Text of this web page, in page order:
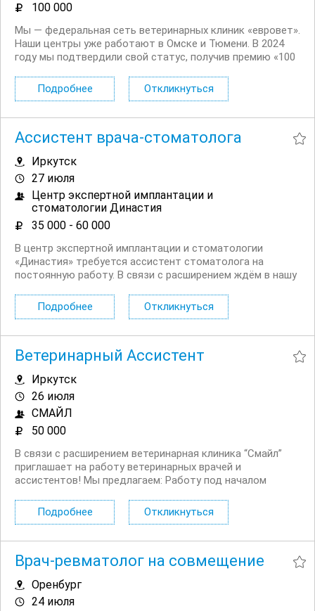
100 000
Мы — федеральная сеть ветеринарных клиник «евровет».
Наши центры уже работают в Омске и Тюмени. В 2024
году мы подтвердили свой статус, получив премию «100
страны. Сейчас мы активно расширяемся и ставим перед
собой амбициозную цель — создать...
Подробнее Откликнуться
Ассистент врача-стоматолога
Иркутск
27 июля
Центр экспертной имплантации и
стоматологии Династия
35 000 - 60 000
В центр экспертной имплантации и стоматологии
«Династия» требуется ассистент стоматолога на
постоянную работу. В связи с расширением ждём в нашу
долгосрочную и ответственную работу. Предоставляем
современное оборудование и комфортное рабочее
Подробнее Откликнуться
Ветеринарный Ассистент
Иркутск
26 июля
СМАЙЛ
50 000
В связи с расширением ветеринарная клиника “Смайл”
приглашает на работу ветеринарных врачей и
ассистентов! Мы предлагаем: Работу под началом
современном диагностическом оборудовании
Возможность обучения за счет компании ...
Подробнее Откликнуться
Врач-ревматолог на совмещение
Оренбург
24 июля